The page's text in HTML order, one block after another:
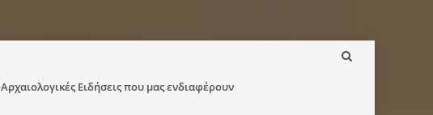
Αρχαιολογικές Ειδήσεις που μας ενδιαφέρουν